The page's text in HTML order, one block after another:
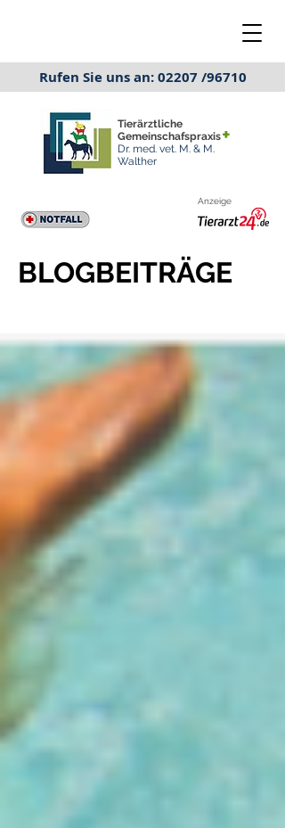
Rufen Sie uns an: 02207 /96710
Anzeige
Tierärztliche
Gemeinschafspraxis
Dr. med. vet. M. & M.
Walther
+
BLOGBEITRÄGE